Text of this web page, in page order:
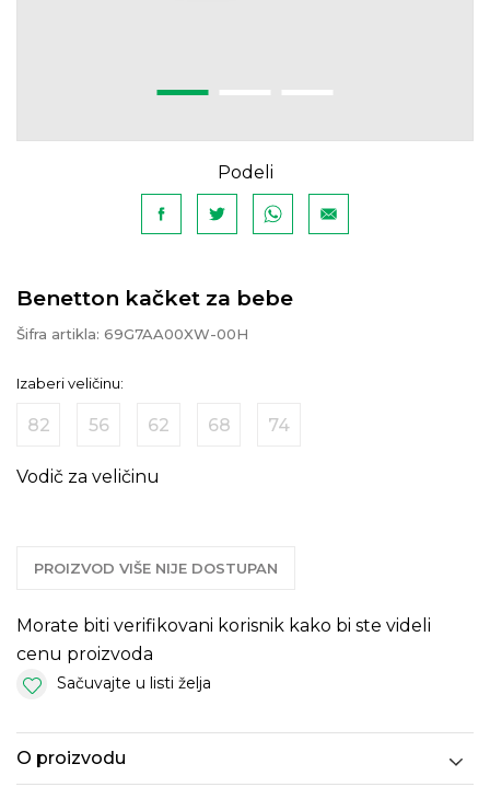
Podeli
Benetton kačket za bebe
Šifra artikla: 69G7AA00XW-00H
Izaberi veličinu:
82 56 62 68 74
Vodič za veličinu
PROIZVOD VIŠE NIJE DOSTUPAN
Morate biti verifikovani korisnik kako bi ste videli
cenu proizvoda
Sačuvajte u listi želja
O proizvodu